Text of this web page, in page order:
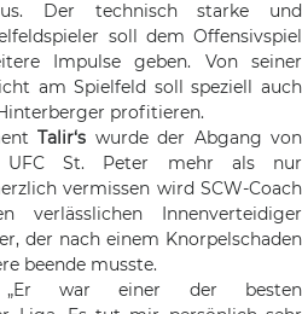
Der technisch starke und
soll dem Offensivspiel
Impulse geben. Von seiner
am Spielfeld soll speziell auch
profitieren.
Talir‘s wurde der Abgang von
St. Peter mehr als nur
vermissen wird SCW-Coach
verlässlichen Innenverteidiger
der nach einem Knorpelschaden
beende musste.
„Er war einer der besten